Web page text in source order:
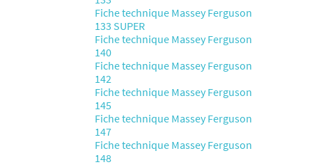
Fiche technique Massey Ferguson
133 SUPER
Fiche technique Massey Ferguson
140
Fiche technique Massey Ferguson
142
Fiche technique Massey Ferguson
145
Fiche technique Massey Ferguson
147
Fiche technique Massey Ferguson
148